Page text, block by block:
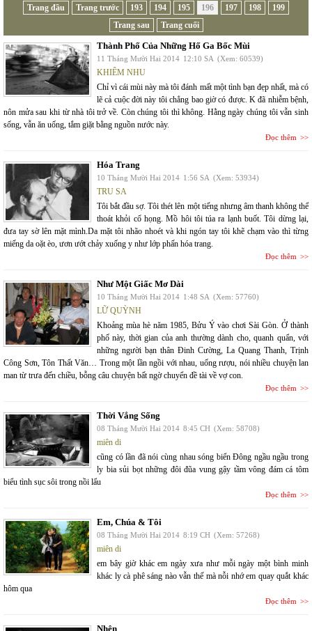
Trang đầu Trang trước 193 194 195 196 197 198
199
Trang sau
Trang cuối
Thành Phố Của Những Hố Ga Bốc Mùi
11 Tháng Mười Hai 2014 12:10 SA (Xem: 60539)
KHIÊM NHU
Chỉ vì cái mùi này mà tôi đánh mất một tình bạn đẹp nhất, mà có
lẽ cả cuộc đời này tôi chẳng bao giờ có được. K đã nhiễm bệnh,
nôn mửa sau khi từ nhà tôi trở về. Còn chúng tôi thì không. Hằng ngày chúng tôi vẫn sinh
sống, vẫn ăn uống, tắm giặt bằng nguồn nước này.
Đọc thêm
Hóa Trang
10 Tháng Mười Hai 2014 1:56 SA (Xem: 53934)
TRU SA
Tôi bắt đầu sợ. Tôi thét lên một tiếng nhưng âm thanh không thể
thoát khỏi cổ họng. Mồ hôi tôi túa ra lạnh buốt. Tôi dừng lại,
đưa tay sờ lên mặt mình.Da mặt tôi nhão nhoét và khi ngón tay tôi khẽ chạm vào thì từng
miếng da oặt èo, ươn ướt chảy xuống y như lớp phấn hóa trang.
Đọc thêm
Như Một Giấc Mơ Dài
10 Tháng Mười Hai 2014 1:48 SA (Xem: 57760)
LỮ QUỲNH
Khoảng mùa hè năm 1985, Bửu Ý vào chơi Sài Gòn. Ở thành
phố này, thời gian của anh thường dành cho, quanh quẩn, với
những người bạn thân Đinh Cường, La Quang Thanh, Trịnh
Công Sơn, Tôn Thất Văn… Trong một lần ngồi với nhau, uống rượu, nói nhiều chuyện lan
man từ trưa đến chiều, bỗng câu chuyện bất ngờ chuyển đề tài về vợ con.
Đọc thêm
Thời Vắng Sống
08 Tháng Mười Hai 2014 8:45 CH (Xem: 58708)
miên di
cũng có lần đã nói cùng nhau sóng biển Đông ngầu ngầu trong
ly bia sủi bọt những đôi đũa vung gậy tầm vông đám cá tôm
biểu tình sục sôi trong nồi lẩu
Đọc thêm
Em, Chúa & Tôi
08 Tháng Mười Hai 2014 8:19 CH (Xem: 57268)
miên di
em bây giờ khác em ngày xưa như mỗi ngày một bình minh
khác ly cà phê sáng nào vẫn thế mà nỗi nhớ em quay quắt khác
hôm qua
Đọc thêm
Nhện